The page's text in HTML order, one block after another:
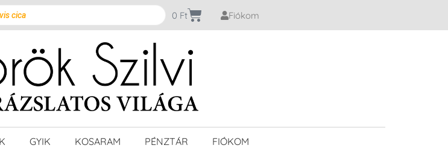
0 Ft Fiókom
GYIK KOSARAM PÉNZTÁR FIÓKOM